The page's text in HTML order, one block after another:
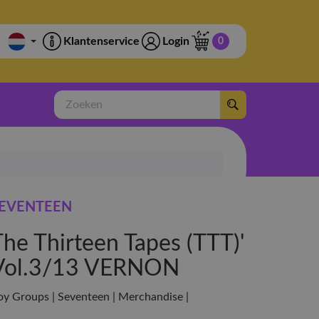
Klantenservice Login 0
Zoeken
Thirteen Tapes (TTT)'
13 VERNON
Groups | Seventeen | Merchandise |